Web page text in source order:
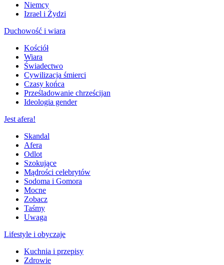
Niemcy
Izrael i Żydzi
Duchowość i wiara
Kościół
Wiara
Świadectwo
Cywilizacja śmierci
Czasy końca
Prześladowanie chrześcijan
Ideologia gender
Jest afera!
Skandal
Afera
Odlot
Szokujące
Mądrości celebrytów
Sodoma i Gomora
Mocne
Zobacz
Taśmy
Uwaga
Lifestyle i obyczaje
Kuchnia i przepisy
Zdrowie